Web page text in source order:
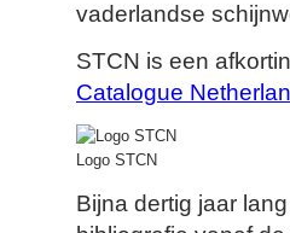
vaderlandse
STCN is een
Catalogue
Logo STCN
Bijna dertig jaar